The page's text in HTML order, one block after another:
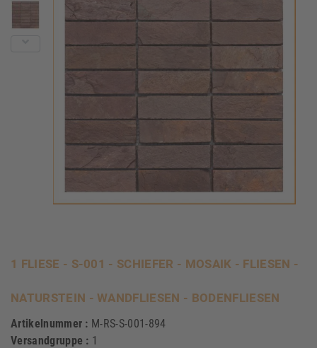
1 FLIESE - S-001 - SCHIEFER - MOSAIK - FLIESEN -
NATURSTEIN - WANDFLIESEN - BODENFLIESEN
Artikelnummer : M-RS-S-001-894
Versandgruppe : 1